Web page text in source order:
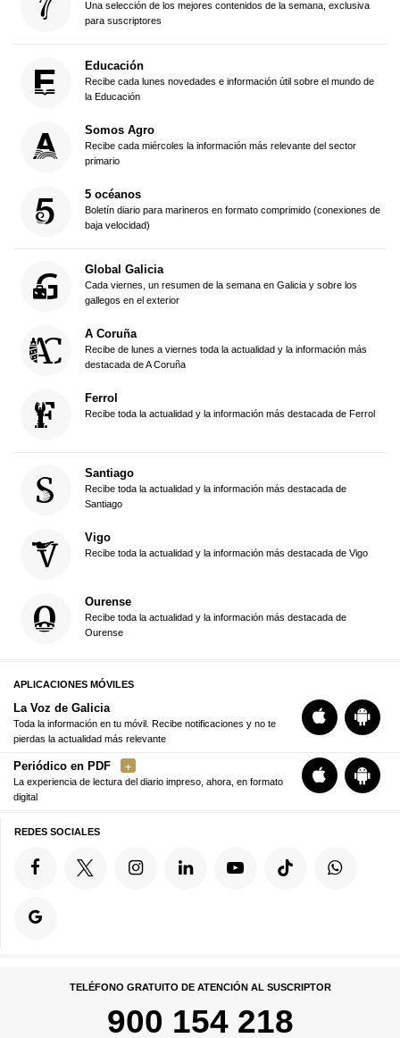
Una selección de los mejores contenidos de la semana, exclusiva
para suscriptores
Educación
Recibe cada lunes novedades e información útil sobre el mundo de
la Educación
Somos Agro
Recibe cada miércoles la información más relevante del sector
primario
5 océanos
Boletín diario para marineros en formato comprimido (conexiones de
baja velocidad)
Global Galicia
Cada viernes, un resumen de la semana en Galicia y sobre los
gallegos en el exterior
A Coruña
Recibe de lunes a viernes toda la actualidad y la información más
destacada de A Coruña
Ferrol
Recibe toda la actualidad y la información más destacada de Ferrol
Santiago
Recibe toda la actualidad y la información más destacada de
Santiago
Vigo
Recibe toda la actualidad y la información más destacada de Vigo
Ourense
Recibe toda la actualidad y la información más destacada de
Ourense
APLICACIONES MÓVILES
La Voz de Galicia
Toda la información en tu móvil. Recibe notificaciones y no te
pierdas la actualidad más relevante
Periódico en PDF
La experiencia de lectura del diario impreso, ahora, en formato
digital
REDES SOCIALES
TELÉFONO GRATUITO DE ATENCIÓN AL SUSCRIPTOR
900 154 218